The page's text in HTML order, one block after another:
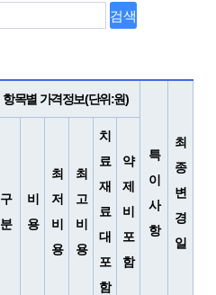
항목별 가격정보(단위:원)
특
이
사
항
최
종
변
경
일
구
분
비
용
최
저
비
용
최
고
비
용
치
료
재
료
대
포
함
약
제
비
포
함